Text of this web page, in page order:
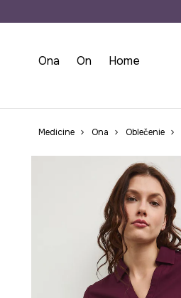
Ona On Home
Medicine Ona Oblečenie